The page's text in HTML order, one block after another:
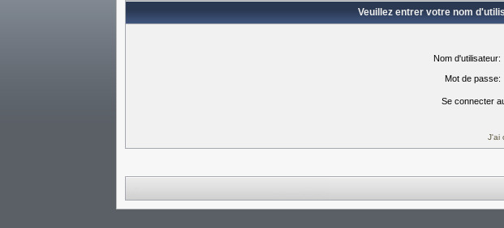
Veuillez entrer votre nom
Nom d'utilisateur:
Mot de passe:
Se connecter
J'ai